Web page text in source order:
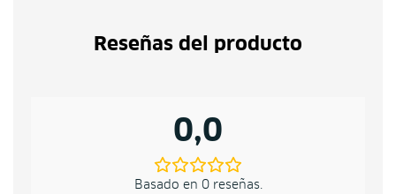
Reseñas del producto
0,0
Basado en 0 reseñas.